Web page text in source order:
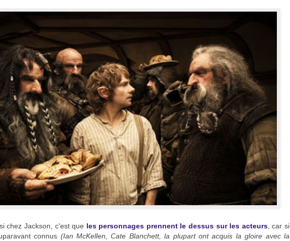
chez Jackson, c'est que les personnages prennent le dessus sur les acteurs, car si
connus (Ian McKellen, Cate Blanchett, la plupart ont acquis la gloire avec la